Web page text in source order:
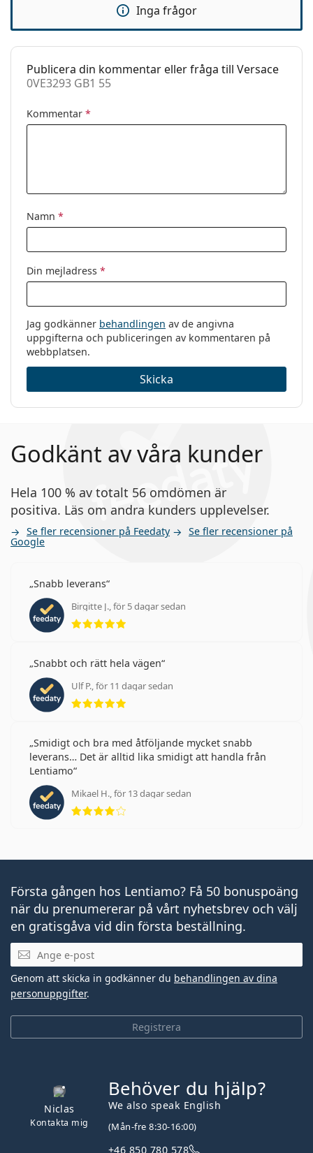
Nej
Fodral:
Putsduk:
Ja
Övrigt
Kön:
Dam
Inga frågor
Publicera din kommentar eller fråga till Versace
0VE3293 GB1 55
Kommentar *
Namn *
Din mejladress *
Jag godkänner behandlingen av de angivna
uppgifterna och publiceringen av kommentaren på
webbplatsen.
Skicka
Godkänt av våra kunder
Hela 100 % av totalt 56 omdömen är
positiva. Läs om andra kunders upplevelser.
Se fler recensioner på Feedaty Se fler recensioner på
Google
Snabb leverans
Birgitte J., för 5 dagar sedan
Betyg 5 av 5
Snabbt och rätt hela vägen
Ulf P., för 11 dagar sedan
Betyg 5 av 5
Smidigt och bra med åtföljande mycket snabb
leverans… Det är alltid lika smidigt att handla från
Lentiamo
Mikael H., för 13 dagar sedan
Betyg 4 av 5
Första gången hos Lentiamo? Få 50 bonuspoäng
när du prenumererar på vårt nyhetsbrev och välj
en gratisgåva vid din första beställning.
Mejladress
Registrera
Genom att skicka in godkänner du behandlingen av dina
personuppgifter.
Niclas
Kontakta mig
Behöver du hjälp?
We also speak English
(Mån-fre 8:30-16:00)
+46 850 780 578